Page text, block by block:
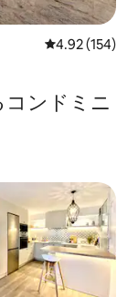
レビュー154
4.92 (154)
ンドミニ